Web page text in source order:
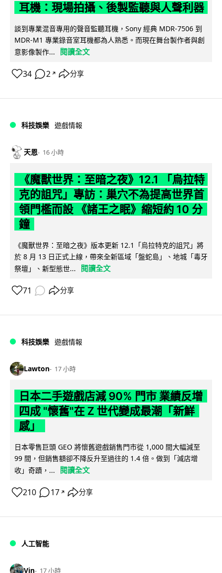
耳機：現場拍攝、後製監聽與人聲利器
談到專業混音專用的聲音監聽耳機，Sony 經典 MDR-7506 到
MDR-M1 專業錄音室耳機都為人熟悉。而現在舞台製作者與創
意影像製作...
閱讀全文
34 2 ↗ 分享
科技娛樂 遊戲情報
天恩 16 小時
《魔獸世界：至暗之夜》12.1 「烏拉特
克的詛咒」專訪：巢穴不為提高世界首
領門檻而設 《諸王之眠》縮短約 10 分
鐘
《魔獸世界：至暗之夜》版本更新 12.1「烏拉特克的詛咒」將
於 8 月 13 日正式上線，帶來全新區域「盤蛇島」、地城「毒牙
祭壇」、新型態世...
閱讀全文
71 分享
科技娛樂 遊戲情報
Lawton 17 小時
日本二手遊戲店減 90% 門市 業績反增
四成 "懷舊"在 Z 世代變成最潮「新鮮
感」
日本零售巨頭 GEO 將懷舊遊戲銷售門市從 1,000 間大幅減至
99 間，但銷售額卻不降反升至過往的 1.4 倍。做到「減店增
收」奇蹟，...
閱讀全文
210 17 ↗ 分享
人工智能
Vin 17 小時